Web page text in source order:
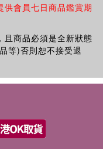
此系列打開視野，用微
科學，透過科普的閱讀
意門】系列，透過可愛
枯燥乏味的科學知識變
失嚴謹，絕對是適合全
的機械嗎？
數億年前的生物遺
支撐著現在與未來的
供會員七日商品鑑賞期
且商品必須是全新狀態
等)否則恕不接受退